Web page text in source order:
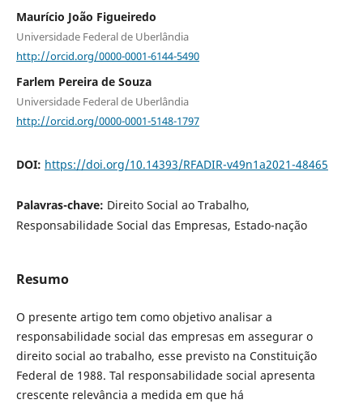
Maurício João Figueiredo
Universidade Federal de Uberlândia
http://orcid.org/0000-0001-6144-5490
Farlem Pereira de Souza
Universidade Federal de Uberlândia
http://orcid.org/0000-0001-5148-1797
DOI: https://doi.org/10.14393/RFADIR-v49n1a2021-48465
Palavras-chave: Direito Social ao Trabalho,
Responsabilidade Social das Empresas, Estado-nação
Resumo
O presente artigo tem como objetivo analisar a
responsabilidade social das empresas em assegurar o
direito social ao trabalho, esse previsto na Constituição
Federal de 1988. Tal responsabilidade social apresenta
crescente relevância a medida em que há